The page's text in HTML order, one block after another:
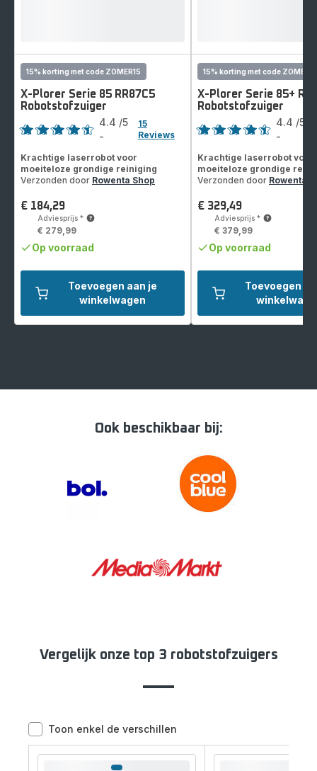
Toevoegen aan je
winkelwagen
15% korting met code ZOMER15
X-Plorer Serie 85 RR87C5
Robotstofzuiger
Score
4.4 /5
-
15
Reviews
Krachtige laserrobot voor
moeiteloze grondige reiniging
Verzonden door Rowenta Shop
Prijs
€ 184,29
Adviesprijs*
€ 279,99
Op voorraad
Toevoegen
15% korting met code ZOMER15
X-Plorer Serie 85+
Robotstofzuiger
Score
4.4 /5
-
Krachtige laserrobot voor
moeiteloze grondige
Verzonden door Rowenta
Prijs
€ 329,49
Adviesprijs*
€ 379,99
Op voorraad
Ook beschikbaar bij:
Vergelijk onze top 3 robotstofzuigers
Toon enkel de verschillen